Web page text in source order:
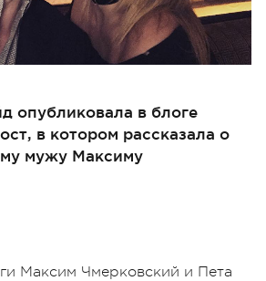
опубликовала в блоге
в котором рассказала о
мужу Максиму
Максим Чмерковский и Пета